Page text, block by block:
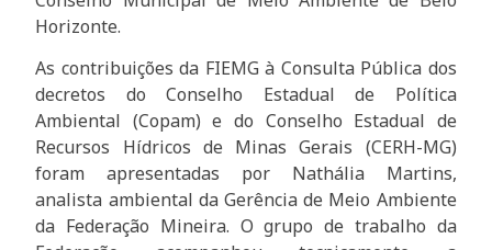
Horizonte.
As contribuições da FIEMG à Consulta Pública dos
decretos do Conselho Estadual de Política
Ambiental (Copam) e do Conselho Estadual de
Recursos Hídricos de Minas Gerais (CERH-MG)
foram apresentadas por Nathália Martins,
analista ambiental da Gerência de Meio Ambiente
da Federação Mineira. O grupo de trabalho da